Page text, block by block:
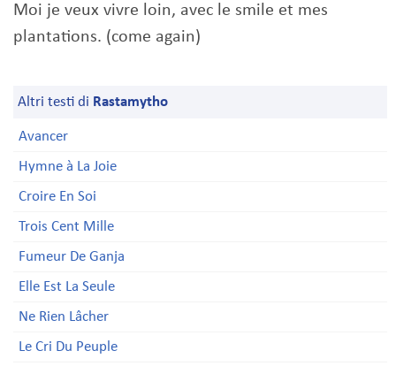
Moi je veux vivre loin, avec le smile et mes
plantations. (come again)
Altri testi di Rastamytho
Avancer
Hymne à La Joie
Croire En Soi
Trois Cent Mille
Fumeur De Ganja
Elle Est La Seule
Ne Rien Lâcher
Le Cri Du Peuple